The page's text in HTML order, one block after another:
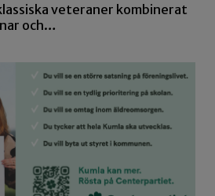
veteraner kombinerat
och…